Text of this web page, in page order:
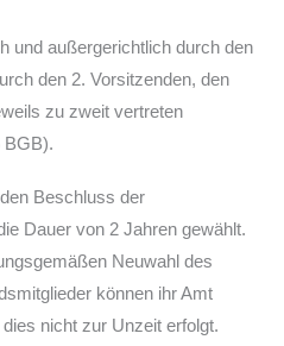
und außergerichtlich durch den
den 2. Vorsitzenden, den
zu zweit vertreten
BGB).
Beschluss der
Dauer von 2 Jahren gewählt.
Neuwahl des
können ihr Amt
nicht zur Unzeit erfolgt.